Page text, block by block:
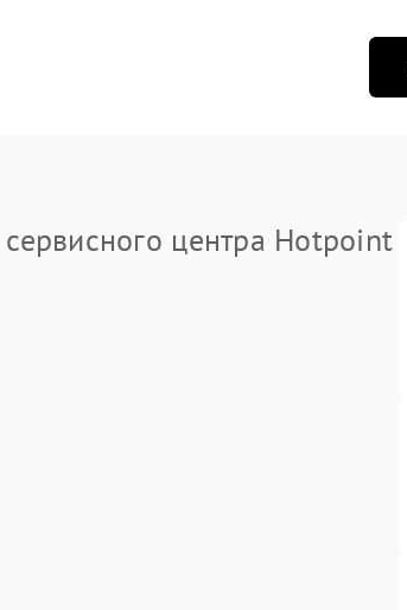
центра Hotpoint